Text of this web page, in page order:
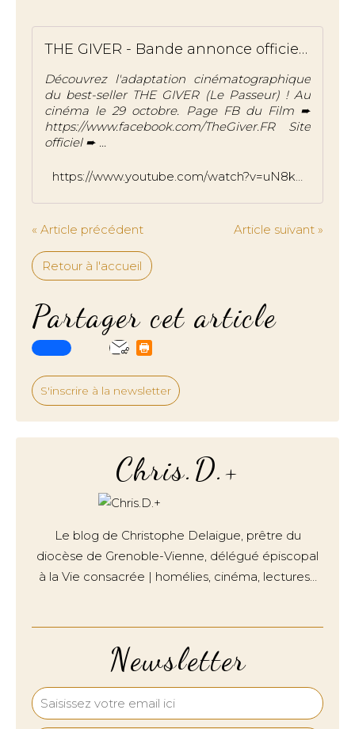
THE GIVER - Bande annonce officielle VOST (2014)
Découvrez l'adaptation cinématographique
du best-seller THE GIVER (Le Passeur) ! Au
cinéma le 29 octobre. Page FB du Film ➨
https://www.facebook.com/TheGiver.FR Site
officiel ➨ ...
https://www.youtube.com/watch?v=uN8kQ5CruFo
« Article précédent Article suivant »
Retour à l'accueil
Partager cet article
S'inscrire à la newsletter
Newsletter
Chris.D.+
Le blog de Christophe Delaigue, prêtre du
diocèse de Grenoble-Vienne, délégué épiscopal
à la Vie consacrée | homélies, cinéma, lectures…